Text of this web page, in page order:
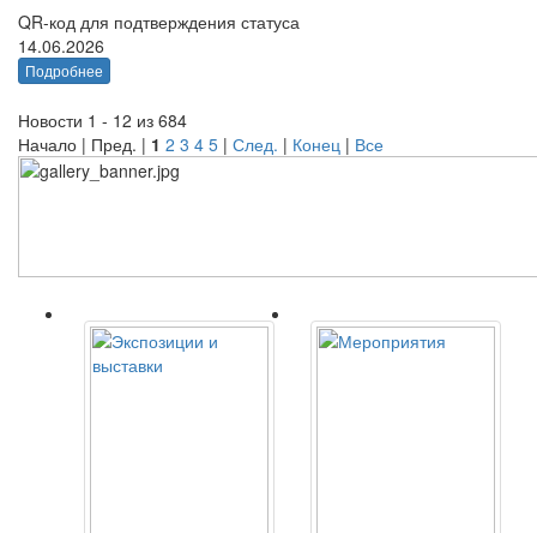
QR-код для подтверждения статуса
14.06.2026
Подробнее
Новости 1 - 12 из 684
Начало | Пред. | 1 2 3 4 5 | След. | Конец | Все